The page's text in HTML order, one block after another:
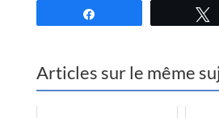
Articles sur le même